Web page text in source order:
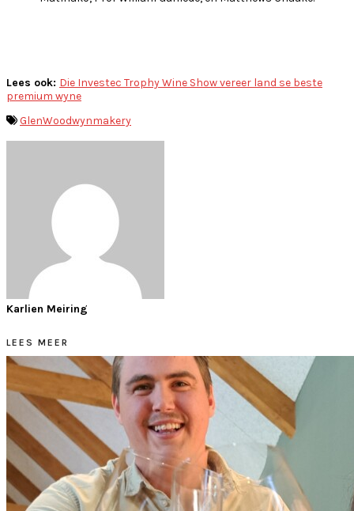
Lees ook: Die Investec Trophy Wine Show vereer land se beste
premium wyne
GlenWoodwynmakery
Karlien Meiring
LEES MEER